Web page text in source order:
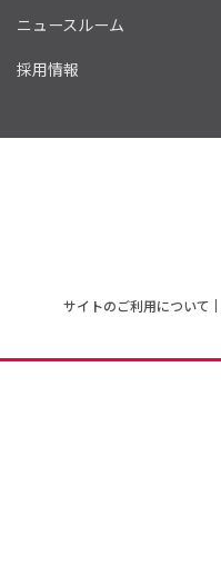
ニュースルーム
採用情報
サイトのご利用について